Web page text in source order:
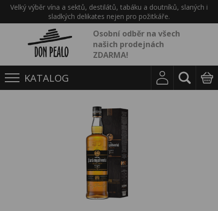
Velký výběr vína a sektů, destilátů, tabáku a doutníků, slaných i
sladkých delikates nejen pro požitkáře.
Osobní odběr na všech
našich prodejnách
ZDARMA!
KATALOG